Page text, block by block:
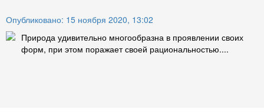
Опубликовано: 15 ноября 2020, 13:02
Природа удивительно многообразна в проявлении своих
форм, при этом поражает своей рациональностью....